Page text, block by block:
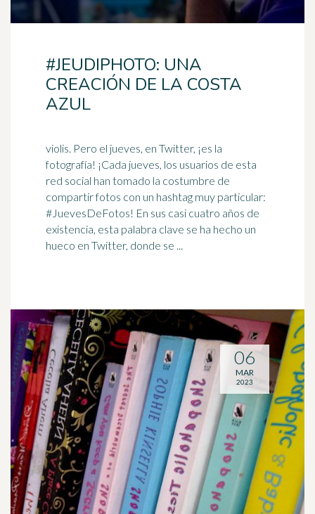
#JEUDIPHOTO: UNA
CREACIÓN DE LA COSTA
AZUL
violis. Pero el jueves, en Twitter, ¡es la
fotografía! ¡Cada jueves, los usuarios de esta
red social han tomado la costumbre de
compartir fotos con un hashtag muy particular:
#JuevesDeFotos! En sus casi cuatro años de
existencia, esta palabra clave se ha hecho un
hueco en Twitter, donde se ...
06
MAR
2023